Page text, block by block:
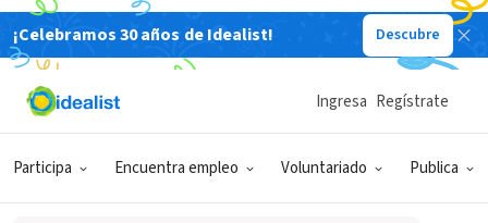
¡Celebramos 30 años de Idealist! Descubre
Participa Encuentra empleo Voluntariado Publica
Ingresa Regístrate
ORGANIZACIÓN SIN FIN DE LUCRO
Bastet Conservation